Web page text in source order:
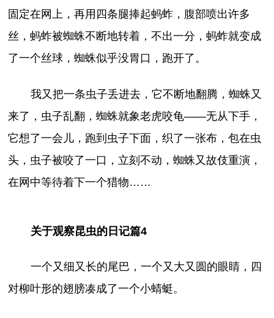
固定在网上，再用四条腿捧起蚂蚱，腹部喷出许多
丝，蚂蚱被蜘蛛不断地转着，不出一分，蚂蚱就变成
了一个丝球，蜘蛛似乎没胃口，跑开了。
我又把一条虫子丢进去，它不断地翻腾，蜘蛛又
来了，虫子乱翻，蜘蛛就象老虎咬龟——无从下手，
它想了一会儿，跑到虫子下面，织了一张布，包在虫
头，虫子被咬了一口，立刻不动，蜘蛛又故伎重演，
在网中等待着下一个猎物……
关于观察昆虫的日记篇4
一个又细又长的尾巴，一个又大又圆的眼睛，四
对柳叶形的翅膀凑成了一个小蜻蜓。